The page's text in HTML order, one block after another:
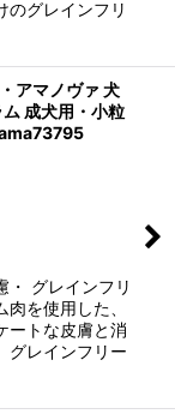
のグレインフリ
アマノヴァ 犬
成犬用・小粒
・ グレインフリ
を使用した、
ートな皮膚と消
グレインフリー